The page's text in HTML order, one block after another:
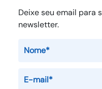
Deixe seu email para
newsletter.